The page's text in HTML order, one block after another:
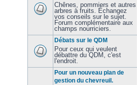
Chênes, pommiers et autres
arbres à fruits. Échangez
vos conseils sur le sujet.
Forum complémentaire aux
champs nourriciers.
Débats sur le QDM
Pour ceux qui veulent
débattre du QDM, c'est
l'endroit.
Pour un nouveau plan de
gestion du chevreuil.